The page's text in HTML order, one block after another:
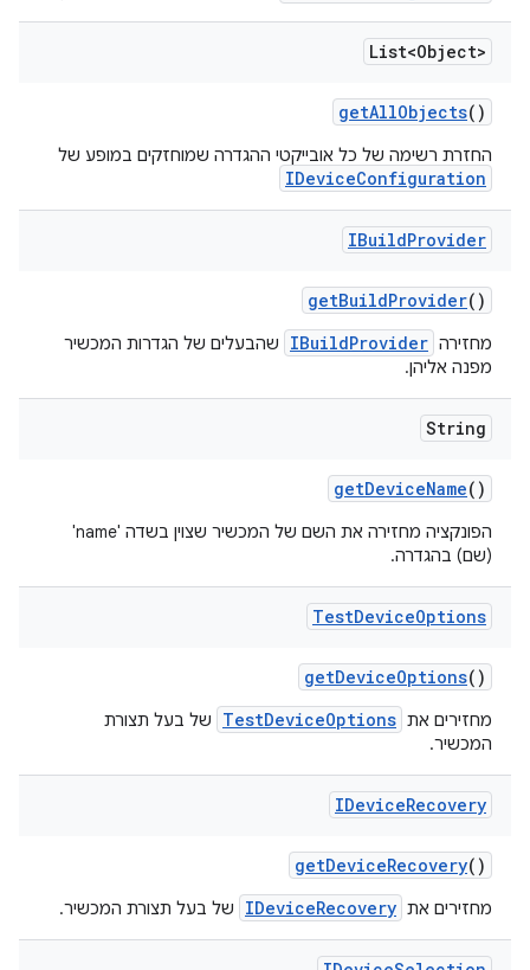
List<Object>
getAllObjects()
החזרת רשימה של כל אובייקטי ההגדרה שמוחזקים במופע של
IDeviceConfiguration
IBuildProvider
getBuildProvider()
מחזירה IBuildProvider
שהבעלים של הגדרות המכשיר
מפנה אליהן.
String
getDeviceName()
הפונקציה מחזירה את השם של המכשיר שצוין בשדה 'name'
(שם) בהגדרה.
TestDeviceOptions
getDeviceOptions()
מחזירים את TestDeviceOptions
של בעל תצורת
המכשיר.
IDeviceRecovery
getDeviceRecovery()
מחזירים את IDeviceRecovery של בעל תצורת המכשיר.